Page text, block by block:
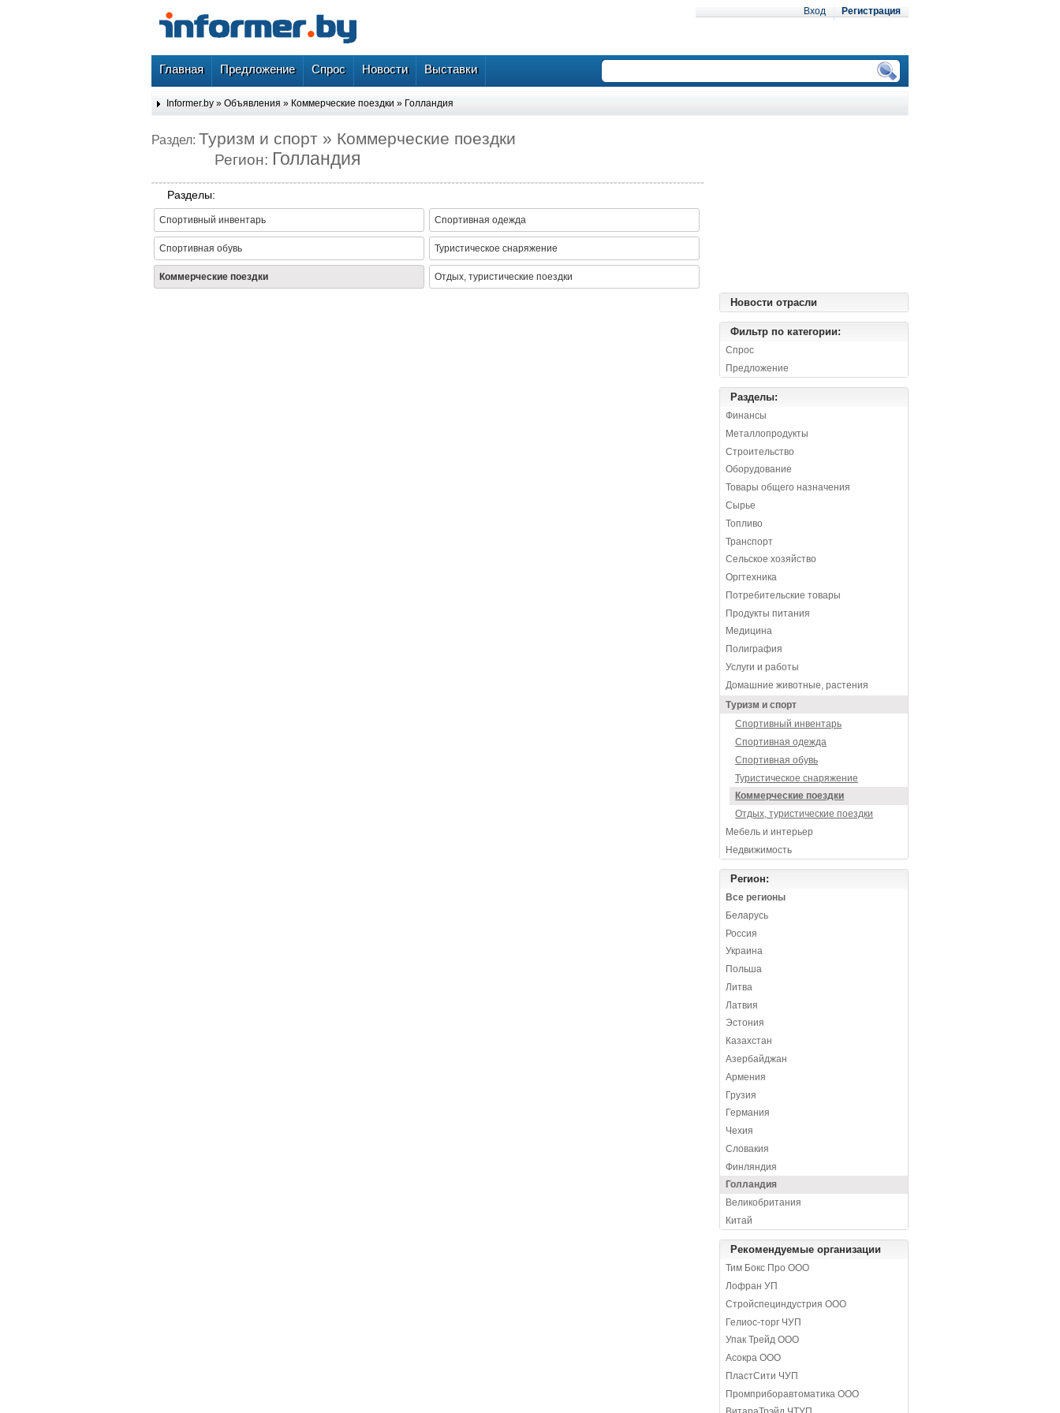
Вход Регистрация
Главная Предложение Спрос Новости Выставки
Informer.by » Объявления » Коммерческие поездки » Голландия
Раздел: Туризм и спорт » Коммерческие поездки
Регион: Голландия
Разделы:
Спортивный инвентарь Спортивная одежда
Спортивная обувь Туристическое снаряжение
Коммерческие поездки Отдых, туристические поездки
Новости отрасли
Фильтр по категории:
Спрос
Предложение
Разделы:
Финансы
Металлопродукты
Строительство
Оборудование
Товары общего назначения
Сырье
Топливо
Транспорт
Сельское хозяйство
Оргтехника
Потребительские товары
Продукты питания
Медицина
Полиграфия
Услуги и работы
Домашние животные, растения
Туризм и спорт
Спортивный инвентарь
Спортивная одежда
Спортивная обувь
Туристическое снаряжение
Коммерческие поездки
Отдых, туристические поездки
Мебель и интерьер
Недвижимость
Регион:
Все регионы
Беларусь
Россия
Украина
Польша
Литва
Латвия
Эстония
Казахстан
Азербайджан
Армения
Грузия
Германия
Чехия
Словакия
Финляндия
Голландия
Великобритания
Китай
Рекомендуемые организации
Тим Бокс Про ООО
Лофран УП
Стройспециндустрия ООО
Гелиос-торг ЧУП
Упак Трейд ООО
Асокра ООО
ПластСити ЧУП
Промприборавтоматика ООО